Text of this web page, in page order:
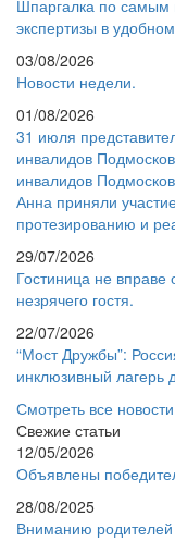
Шпаргалка по самым
экспертизы в
03/08/2026
Новости недели.
01/08/2026
31 июля
инвалидов
инвалидов
Анна приняли
протезированию и
29/07/2026
Гостиница не вправе
незрячего гостя.
22/07/2026
“Мост Дружбы”:
инклюзивный
Смотреть все новости
Свежие статьи
12/05/2026
Объявлены
28/08/2025
Вниманию родителей